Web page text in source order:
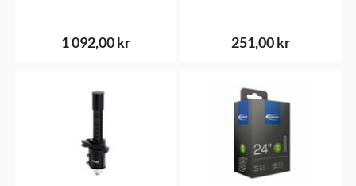
1 092,00 kr 251,00 kr